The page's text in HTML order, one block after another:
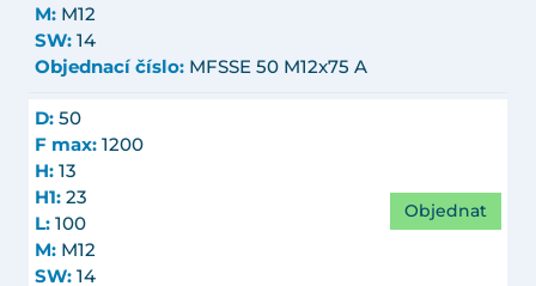
M: M12
SW: 14
Objednací číslo: MFSSE 50 M12x75 A
D: 50
F max: 1200
H: 13
H1: 23
L: 100
M: M12
SW: 14
Objednat